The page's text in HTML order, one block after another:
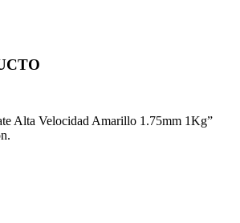
Alta Velocidad Amarillo 1.75mm 1Kg”